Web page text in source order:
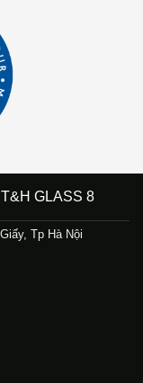
GLASS 8
Tp Hà Nội